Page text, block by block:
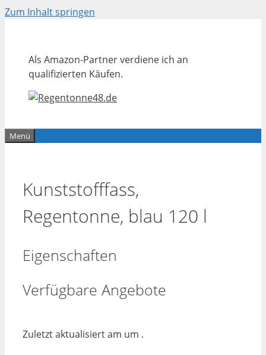
Zum Inhalt springen
Als Amazon-Partner verdiene ich an
qualifizierten Käufen.
Menü
Kunststofffass,
Regentonne, blau 120 l
Eigenschaften
Verfügbare Angebote
Zuletzt aktualisiert am um .